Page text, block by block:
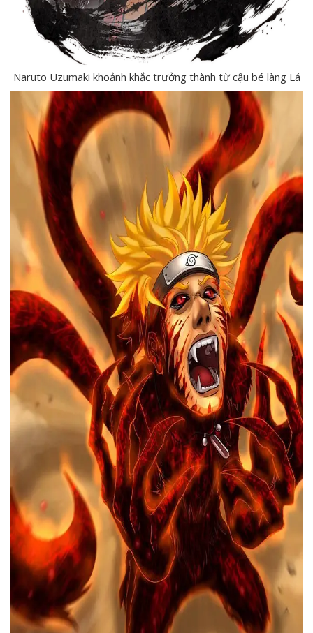
Naruto Uzumaki khoảnh khắc trưởng thành từ cậu bé làng Lá